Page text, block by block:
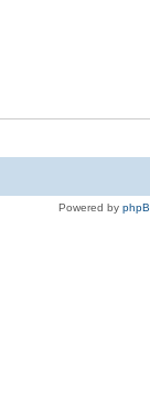
Powered by